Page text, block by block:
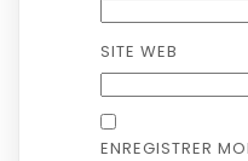
SITE WEB
ENREGISTRER